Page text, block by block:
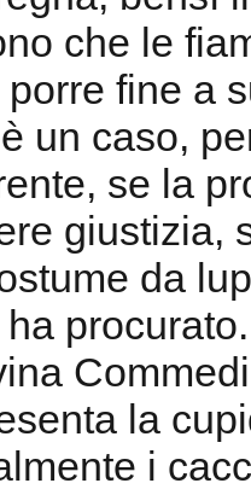
che le
porre fine a
un caso,
se la
giustizia,
da
la
i